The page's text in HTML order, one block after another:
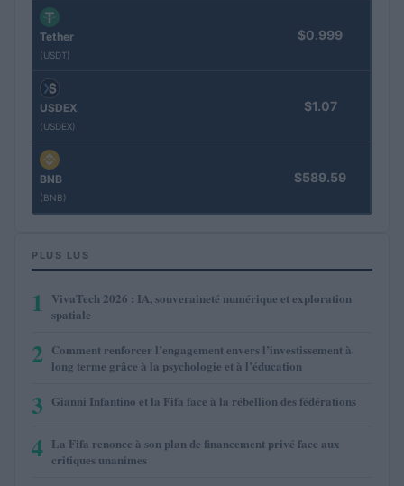
Tether
(USDT)
$0.999
USDEX
(USDEX)
$1.07
BNB
(BNB)
$589.59
PLUS LUS
1
VivaTech 2026 : IA, souveraineté numérique et exploration
spatiale
2 Comment renforcer l’engagement envers l’investissement à
long terme grâce à la psychologie et à l’éducation
3 Gianni Infantino et la Fifa face à la rébellion des fédérations
4 La Fifa renonce à son plan de financement privé face aux
critiques unanimes